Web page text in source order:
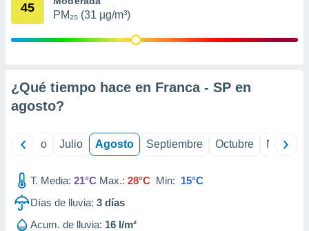
publicidad
1199
45
PM₂₅ (31 µg/m³)
¿Qué tiempo hace en Franca - SP en
agosto?
Junio Julio Agosto Septiembre Octubre
T. Media: 21°C Max.: 28°C Min: 15°C
Días de lluvia: 3 días
Acum. de lluvia: 16 l/m²